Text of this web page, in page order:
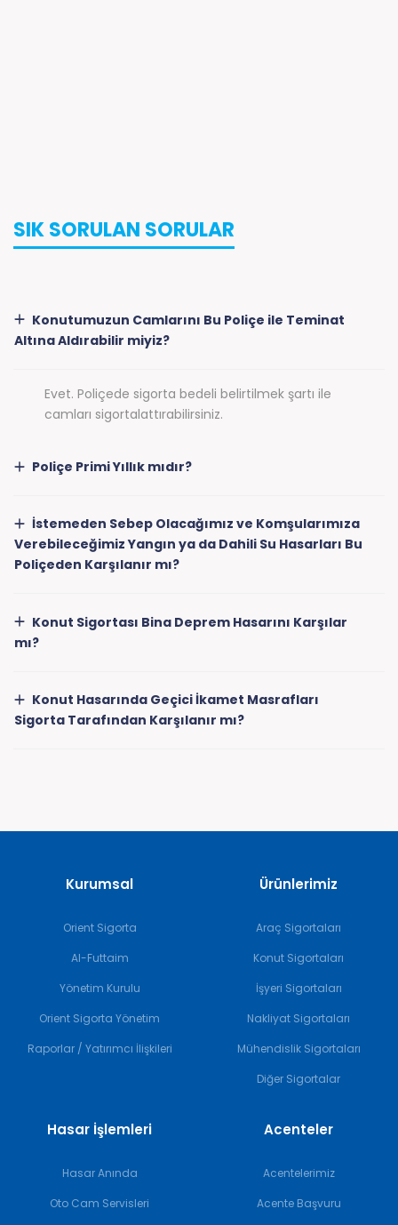
SIK SORULAN SORULAR
Konutumuzun Camlarını Bu Poliçe ile Teminat
Altına Aldırabilir miyiz?
Evet. Poliçede sigorta bedeli belirtilmek şartı ile
camları sigortalattırabilirsiniz.
Poliçe Primi Yıllık mıdır?
İstemeden Sebep Olacağımız ve Komşularımıza
Verebileceğimiz Yangın ya da Dahili Su Hasarları Bu
Poliçeden Karşılanır mı?
Konut Sigortası Bina Deprem Hasarını Karşılar
mı?
Konut Hasarında Geçici İkamet Masrafları
Sigorta Tarafından Karşılanır mı?
Kurumsal
Orient Sigorta
Al-Futtaim
Yönetim Kurulu
Orient Sigorta Yönetim
Raporlar / Yatırımcı İlişkileri
Ürünlerimiz
Araç Sigortaları
Konut Sigortaları
İşyeri Sigortaları
Nakliyat Sigortaları
Mühendislik Sigortaları
Diğer Sigortalar
Hasar İşlemleri
Hasar Anında
Oto Cam Servisleri
Acenteler
Acentelerimiz
Acente Başvuru